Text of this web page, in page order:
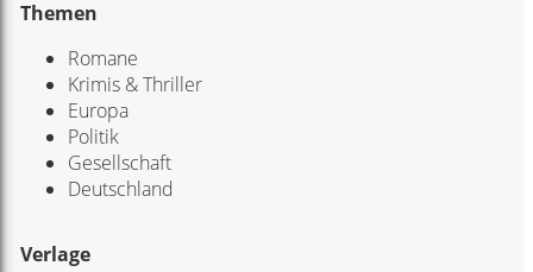
Themen
Romane
Krimis & Thriller
Europa
Politik
Gesellschaft
Deutschland
Verlage